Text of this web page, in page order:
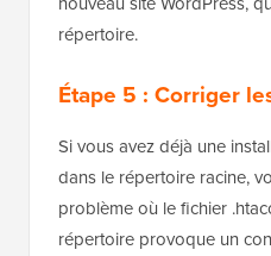
répertoire.
Étape 5 : Corriger
Si vous avez déjà une
dans le répertoire racine,
problème où le fichier
répertoire provoque un